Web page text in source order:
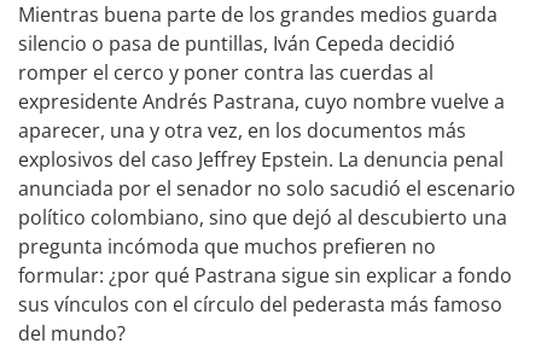
Mientras buena parte de los grandes medios guarda
silencio o pasa de puntillas, Iván Cepeda decidió
romper el cerco y poner contra las cuerdas al
expresidente Andrés Pastrana, cuyo nombre vuelve a
aparecer, una y otra vez, en los documentos más
explosivos del caso Jeffrey Epstein. La denuncia penal
anunciada por el senador no solo sacudió el escenario
político colombiano, sino que dejó al descubierto una
pregunta incómoda que muchos prefieren no
formular: ¿por qué Pastrana sigue sin explicar a fondo
sus vínculos con el círculo del pederasta más famoso
del mundo?